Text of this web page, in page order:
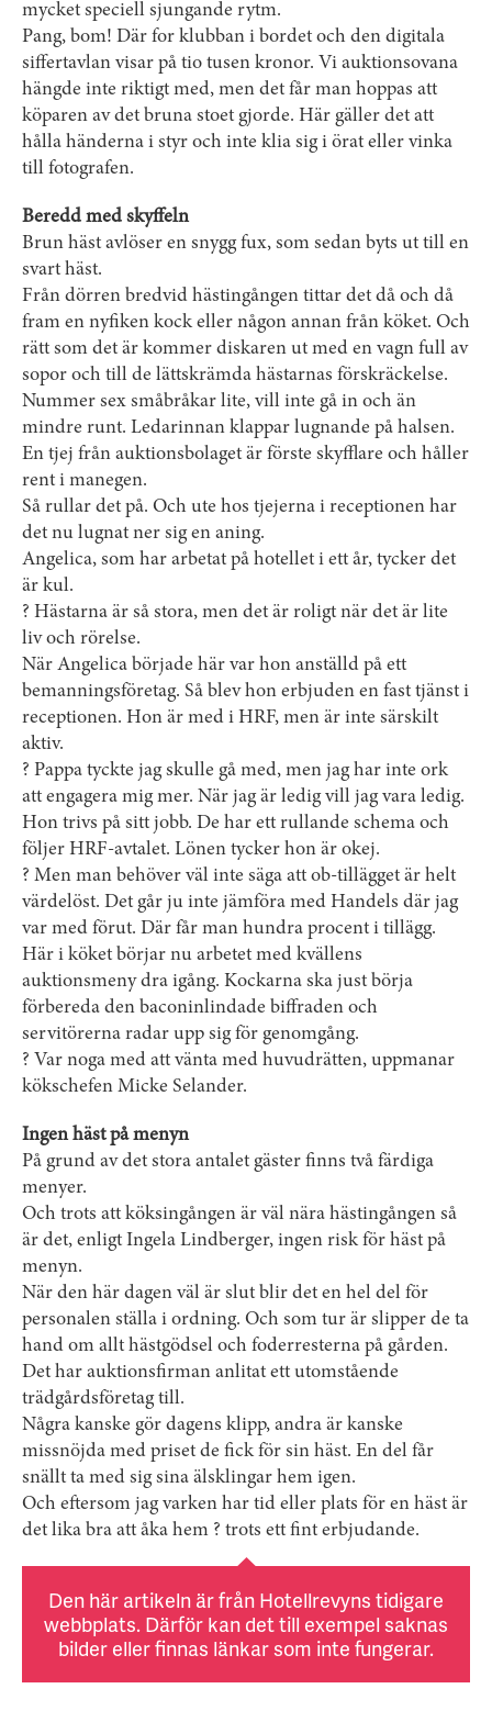
mycket speciell sjungande rytm.
Pang, bom! Där for klubban i bordet och den digitala
siffertavlan visar på tio tusen kronor. Vi auktionsovana
hängde inte riktigt med, men det får man hoppas att
köparen av det bruna stoet gjorde. Här gäller det att
hålla händerna i styr och inte klia sig i örat eller vinka
till fotografen.
Beredd med skyffeln
Brun häst avlöser en snygg fux, som sedan byts ut till en
svart häst.
Från dörren bredvid hästingången tittar det då och då
fram en nyfiken kock eller någon annan från köket. Och
rätt som det är kommer diskaren ut med en vagn full av
sopor och till de lättskrämda hästarnas förskräckelse.
Nummer sex småbråkar lite, vill inte gå in och än
mindre runt. Ledarinnan klappar lugnande på halsen.
En tjej från auktionsbolaget är förste skyfflare och håller
rent i manegen.
Så rullar det på. Och ute hos tjejerna i receptionen har
det nu lugnat ner sig en aning.
Angelica, som har arbetat på hotellet i ett år, tycker det
är kul.
? Hästarna är så stora, men det är roligt när det är lite
liv och rörelse.
När Angelica började här var hon anställd på ett
bemanningsföretag. Så blev hon erbjuden en fast tjänst i
receptionen. Hon är med i HRF, men är inte särskilt
aktiv.
? Pappa tyckte jag skulle gå med, men jag har inte ork
att engagera mig mer. När jag är ledig vill jag vara ledig.
Hon trivs på sitt jobb. De har ett rullande schema och
följer HRF-avtalet. Lönen tycker hon är okej.
? Men man behöver väl inte säga att ob-tillägget är helt
värdelöst. Det går ju inte jämföra med Handels där jag
var med förut. Där får man hundra procent i tillägg.
Här i köket börjar nu arbetet med kvällens
auktionsmeny dra igång. Kockarna ska just börja
förbereda den baconinlindade biffraden och
servitörerna radar upp sig för genomgång.
? Var noga med att vänta med huvudrätten, uppmanar
kökschefen Micke Selander.
Ingen häst på menyn
På grund av det stora antalet gäster finns två färdiga
menyer.
Och trots att köksingången är väl nära hästingången så
är det, enligt Ingela Lindberger, ingen risk för häst på
menyn.
När den här dagen väl är slut blir det en hel del för
personalen ställa i ordning. Och som tur är slipper de ta
hand om allt hästgödsel och foderresterna på gården.
Det har auktionsfirman anlitat ett utomstående
trädgårdsföretag till.
Några kanske gör dagens klipp, andra är kanske
missnöjda med priset de fick för sin häst. En del får
snällt ta med sig sina älsklingar hem igen.
Och eftersom jag varken har tid eller plats för en häst är
det lika bra att åka hem ? trots ett fint erbjudande.
Den här artikeln är från Hotellrevyns tidigare
webbplats. Därför kan det till exempel saknas
bilder eller finnas länkar som inte fungerar.